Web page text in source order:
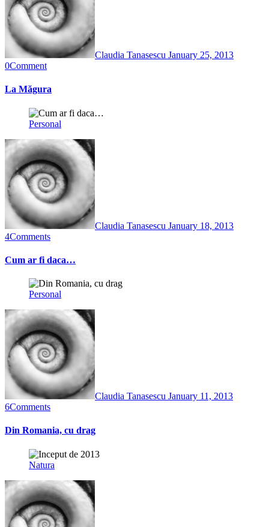
Claudia Tanasescu January 25, 2013
0Comment
La Măgura
Personal
Claudia Tanasescu January 18, 2013
4Comments
Cum ar fi daca…
Personal
Claudia Tanasescu January 11, 2013
6Comments
Din Romania, cu drag
Natura